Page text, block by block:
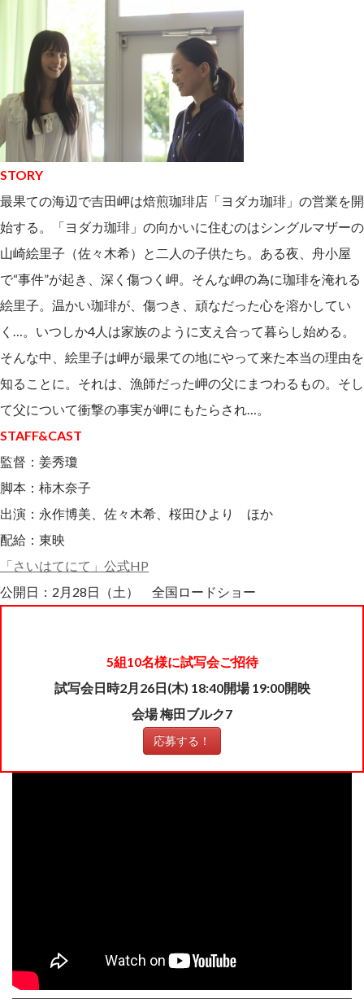
STORY
最果ての海辺で吉田岬は焙煎珈琲店「ヨダカ珈琲」の営業を開
始する。「ヨダカ珈琲」の向かいに住むのはシングルマザーの
山崎絵里子（佐々木希）と二人の子供たち。ある夜、舟小屋
で“事件”が起き、深く傷つく岬。そんな岬の為に珈琲を淹れる
絵里子。温かい珈琲が、傷つき、頑なだった心を溶かしてい
く…。いつしか4人は家族のように支え合って暮らし始める。
そんな中、絵里子は岬が最果ての地にやって来た本当の理由を
知ることに。それは、漁師だった岬の父にまつわるもの。そし
て父について衝撃の事実が岬にもたらされ…。
STAFF&CAST
監督：姜秀瓊
脚本：柿木奈子
出演：永作博美、佐々木希、桜田ひより ほか
配給：東映
「さいはてにて」公式HP
公開日：2月28日（土） 全国ロードショー
5組10名様に試写会ご招待
試写会日時2月26日(木) 18:40開場 19:00開映
会場 梅田ブルク7
応募する！